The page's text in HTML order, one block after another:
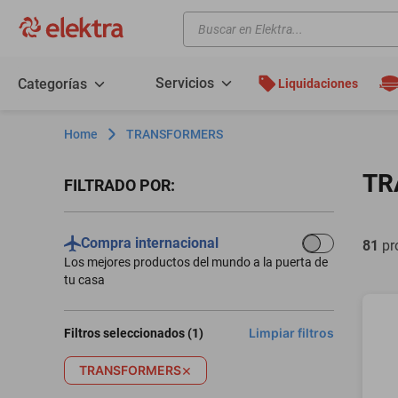
Buscar en Elektra...
Categorías Servicios Liquidaciones
TRANSFORMERS
Compra internacional
Los mejores productos del mundo a la puerta de
tu casa
Filtros seleccionados (1) Limpiar filtros
TRANSFORMERS×
81
motos
celulares
colchones